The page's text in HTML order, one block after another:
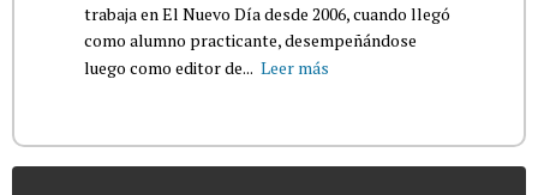
trabaja en El Nuevo Día desde 2006, cuando llegó
como alumno practicante, desempeñándose
luego como editor de... Leer más